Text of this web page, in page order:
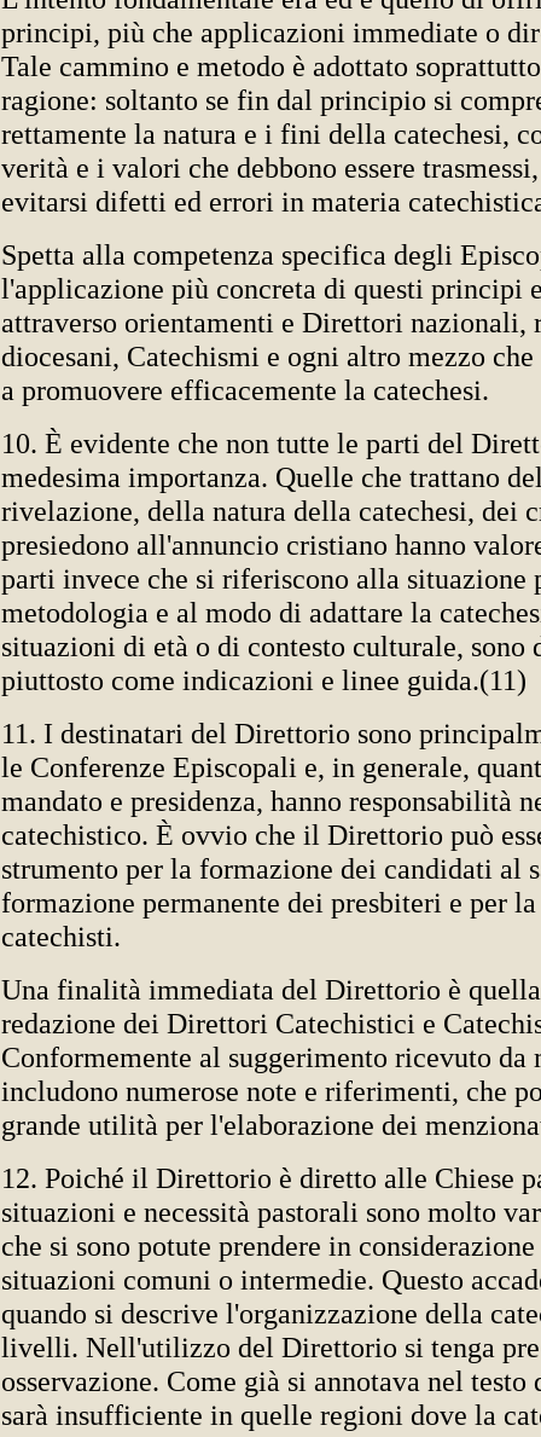
principi, più che applicazioni immediate o
Tale cammino e metodo è adottato
ragione: soltanto se fin dal principio si
rettamente la natura e i fini della catechesi,
verità e i valori che debbono essere
evitarsi difetti ed errori in materia
Spetta alla competenza specifica degli
l'applicazione più concreta di questi principi
attraverso orientamenti e Direttori nazionali,
diocesani, Catechismi e ogni altro mezzo
a promuovere efficacemente la catechesi.
10. È evidente che non tutte le parti del
medesima importanza. Quelle che trattano
rivelazione, della natura della catechesi, dei
presiedono all'annuncio cristiano hanno
parti invece che si riferiscono alla situazione
metodologia e al modo di adattare la
situazioni di età o di contesto culturale, sono
piuttosto come indicazioni e linee guida.(11)
11. I destinatari del Direttorio sono
le Conferenze Episcopali e, in generale,
mandato e presidenza, hanno responsabilità
catechistico. È ovvio che il Direttorio può
strumento per la formazione dei candidati al
formazione permanente dei presbiteri e per
catechisti.
Una finalità immediata del Direttorio è
redazione dei Direttori Catechistici e
Conformemente al suggerimento ricevuto da
includono numerose note e riferimenti, che
grande utilità per l'elaborazione dei
12. Poiché il Direttorio è diretto alle Chiese
situazioni e necessità pastorali sono molto
che si sono potute prendere in
situazioni comuni o intermedie. Questo
quando si descrive l'organizzazione della
livelli. Nell'utilizzo del Direttorio si tenga
osservazione. Come già si annotava nel testo
sarà insufficiente in quelle regioni dove la